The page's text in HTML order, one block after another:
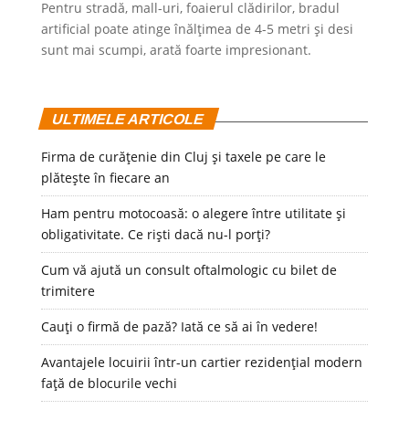
Pentru stradă, mall-uri, foaierul clădirilor, bradul
artificial poate atinge înălțimea de 4-5 metri și desi
sunt mai scumpi, arată foarte impresionant.
ULTIMELE ARTICOLE
Firma de curățenie din Cluj și taxele pe care le
plătește în fiecare an
Ham pentru motocoasă: o alegere între utilitate și
obligativitate. Ce riști dacă nu-l porți?
Cum vă ajută un consult oftalmologic cu bilet de
trimitere
Cauți o firmă de pază? Iată ce să ai în vedere!
Avantajele locuirii într-un cartier rezidențial modern
față de blocurile vechi